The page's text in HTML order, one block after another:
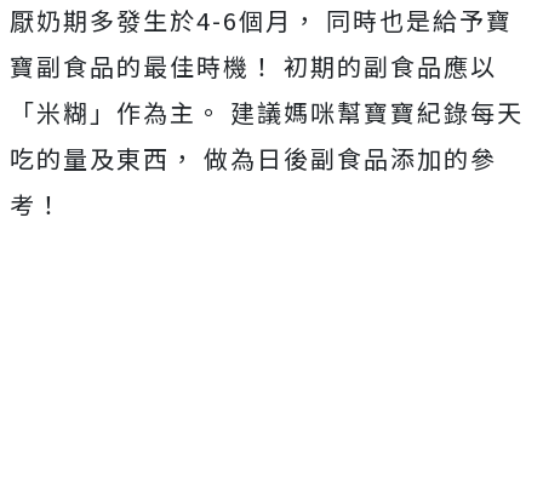
厭奶期多發生於4-6個月， 同時也是給予寶
寶副食品的最佳時機！ 初期的副食品應以
「米糊」作為主。 建議媽咪幫寶寶紀錄每天
吃的量及東西， 做為日後副食品添加的參
考！